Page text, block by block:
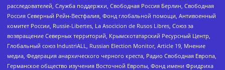
расследователей, Служба поддержки, Свободная Россия Берлин, Свободная
Россия Северный Рейн-Вестфалия, Фонд глобальной помощи, Антивоенный
комитет России, Russie-Libertes, La Asocicion de Rusos Libres, Союз за
возвращение Северных территорий, Крымскотатарский Ресурсный Центр,
Глобальный союз IndustriALL, Russian Election Monitor, Article 19, Мнение
медиа, Федерация анархического черного креста, Радио Свободная Европа,
Германское общество изучения Восточной Европы, Фонд имени Фридриха